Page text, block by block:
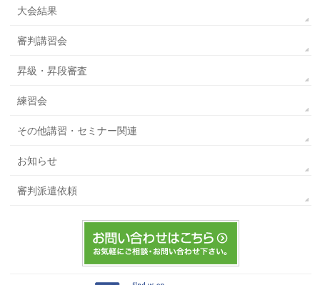
大会結果
審判講習会
昇級・昇段審査
練習会
その他講習・セミナー関連
お知らせ
審判派遣依頼